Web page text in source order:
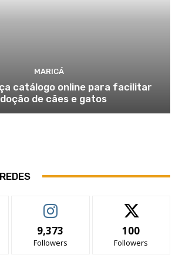
MARICÁ
catálogo online para facilitar
de cães e gatos
9,373
Followers
100
Followers